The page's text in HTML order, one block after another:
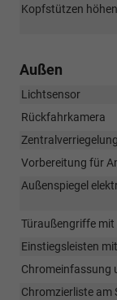
Kopfstützen
Außen
Lichtsensor
Rückfahrkamera
Vorbereitung für
Außenspiegel
Türaußengriffe mit
Einstiegsleisten
Chromeinfassung
Chromzierliste am